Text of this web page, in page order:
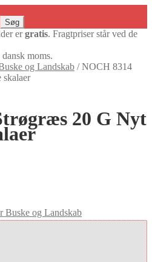
Søg
ergratis. Fragtpriser står ved de
moms.
og Landskab /NOCH 8314
skalaer
20 G Nyt
Buske og Landskab